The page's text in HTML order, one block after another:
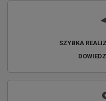
SZYBKA